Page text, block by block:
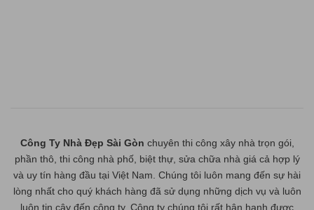
Công Ty Nhà Đẹp Sài Gòn chuyên thi công xây nhà trọn gói,
phần thô, thi công nhà phố, biệt thự, sửa chữa nhà giá cả hợp lý
và uy tín hàng đầu tại Việt Nam. Chúng tôi luôn mang đến sự hài
lòng nhất cho quý khách hàng đã sử dụng những dịch vụ và luôn
luôn tin cậy đến công ty. Công ty chúng tôi rất hân hạnh được